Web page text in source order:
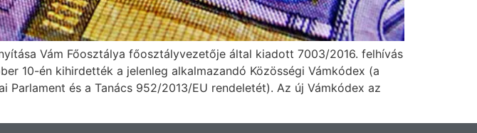
Vám Főosztálya főosztályvezetője által kiadott 7003/2016. felhívás
10-én kihirdették a jelenleg alkalmazandó Közösségi Vámkódex (a
és a Tanács 952/2013/EU rendeletét). Az új Vámkódex az